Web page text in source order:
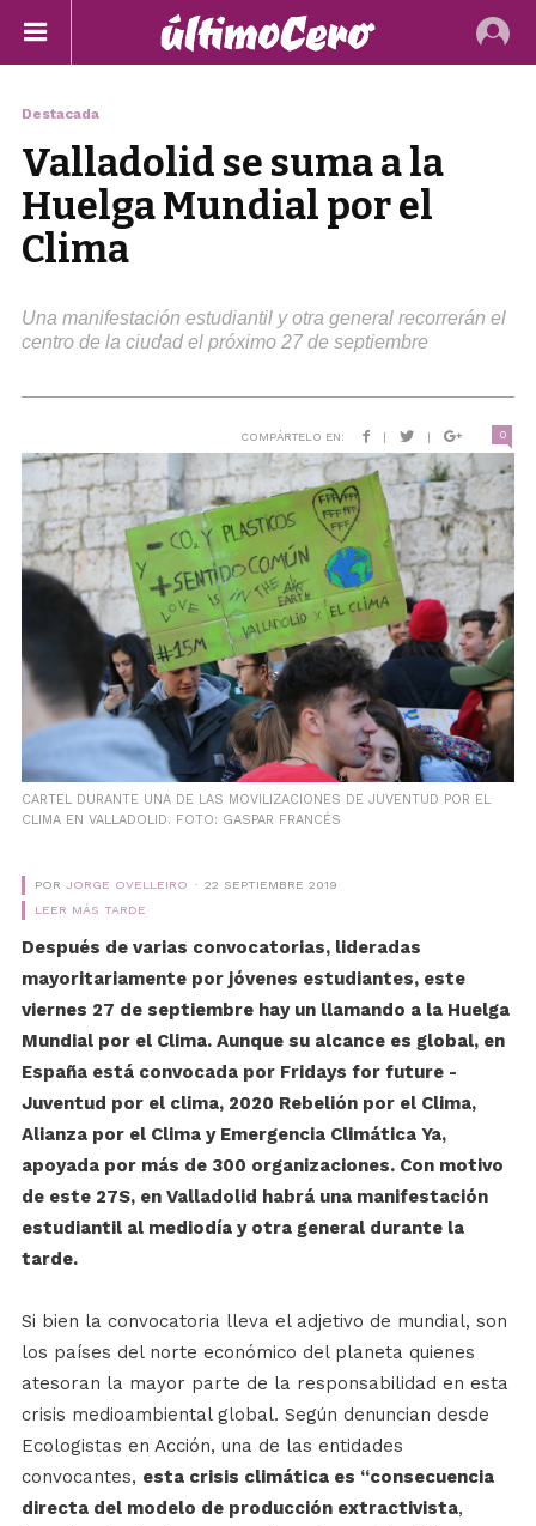
Destacada
Valladolid se suma a la
Huelga Mundial por el
Clima
Una manifestación estudiantil y otra general recorrerán el
centro de la ciudad el próximo 27 de septiembre
COMPÁRTELO EN: | | 0
CARTEL DURANTE UNA DE LAS MOVILIZACIONES DE JUVENTUD POR EL
CLIMA EN VALLADOLID. FOTO: GASPAR FRANCÉS
POR JORGE OVELLEIRO
22 SEPTIEMBRE 2019
LEER MÁS TARDE
Después de varias convocatorias, lideradas
mayoritariamente por jóvenes estudiantes, este
viernes 27 de septiembre hay un llamando a la Huelga
Mundial por el Clima. Aunque su alcance es global, en
España está convocada por Fridays for future -
Juventud por el clima, 2020 Rebelión por el Clima,
Alianza por el Clima y Emergencia Climática Ya,
apoyada por más de 300 organizaciones. Con motivo
de este 27S, en Valladolid habrá una manifestación
estudiantil al mediodía y otra general durante la
tarde.
Si bien la convocatoria lleva el adjetivo de mundial, son
los países del norte económico del planeta quienes
atesoran la mayor parte de la responsabilidad en esta
crisis medioambiental global. Según denuncian desde
Ecologistas en Acción, una de las entidades
convocantes, esta crisis climática es “consecuencia
directa del modelo de producción extractivista,